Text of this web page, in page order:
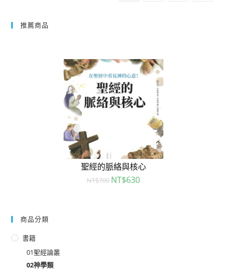
推薦商品
聖經的脈絡與核心
NT$700 NT$630
商品分類
書籍
01聖經論叢
02神學類